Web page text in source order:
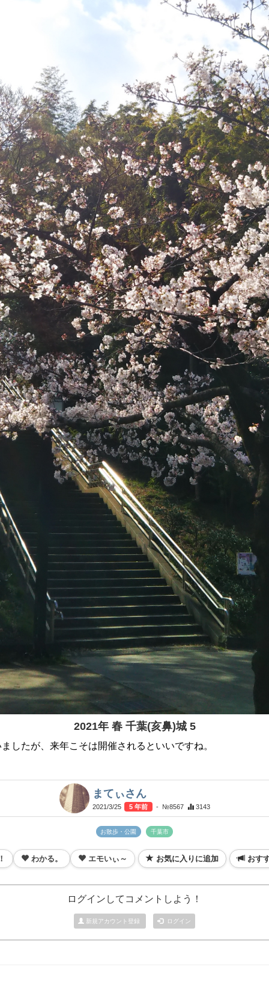
2021年 春 千葉(亥鼻)城 5
したが、来年こそは開催されるといいですね。
まてぃさん
2021/3/25 5 年前 - №8567 3143
お散歩・公園 千葉市
わかる。 エモいぃ～ お気に入りに追加 おす
ログインしてコメントしよう！
新規アカウント登録 ログイン